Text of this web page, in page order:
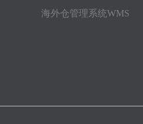
海外仓管理系统WMS